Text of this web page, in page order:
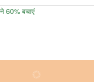
60% बचाएं